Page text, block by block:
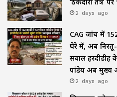
2 days ago
CAG जांच में
घेरे में, अब
सवाल हरदीडीह
पांडेय अब मुख्य
2 days ago